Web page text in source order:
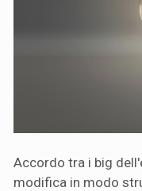
Accordo tra i big
modifica in modo